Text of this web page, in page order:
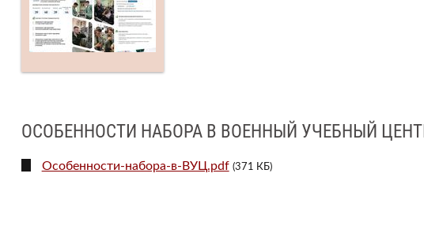
ОСОБЕННОСТИ НАБОРА В ВОЕННЫЙ УЧЕБНЫЙ
Особенности-набора-в-ВУЦ.pdf (371 КБ)